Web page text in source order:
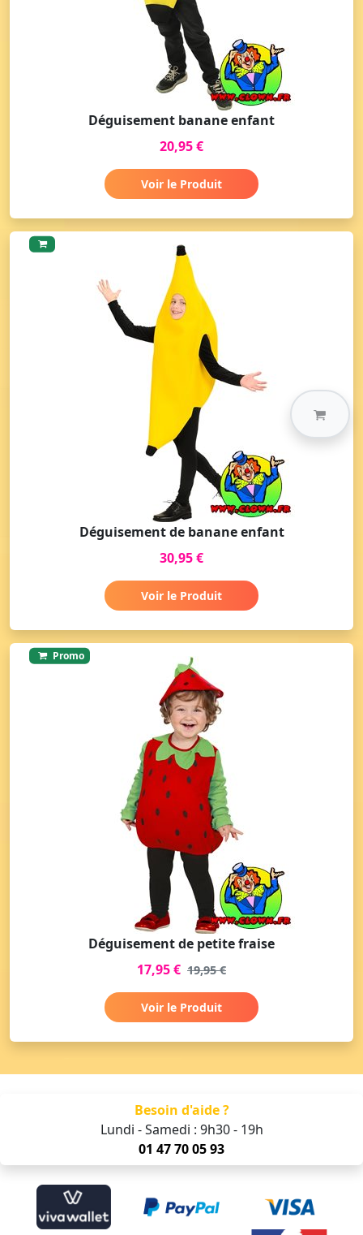
Déguisement banane enfant
20,95 €
Voir le Produit
Déguisement de banane enfant
30,95 €
Voir le Produit
Promo
Déguisement de petite fraise
17,95 € 19,95 €
Voir le Produit
Besoin d'aide ?
Lundi - Samedi : 9h30 - 19h
01 47 70 05 93